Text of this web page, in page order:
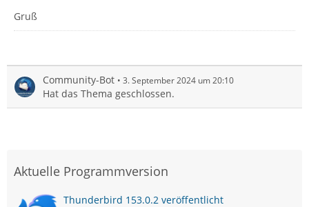
Gruß
Community-Bot 3. September 2024 um 20:10
Hat das Thema geschlossen.
Aktuelle Programmversion
Thunderbird 153.0.2 veröffentlicht